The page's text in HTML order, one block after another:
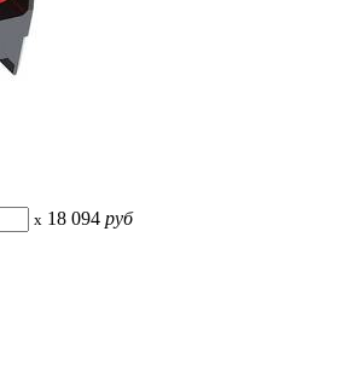
x 18 094 руб